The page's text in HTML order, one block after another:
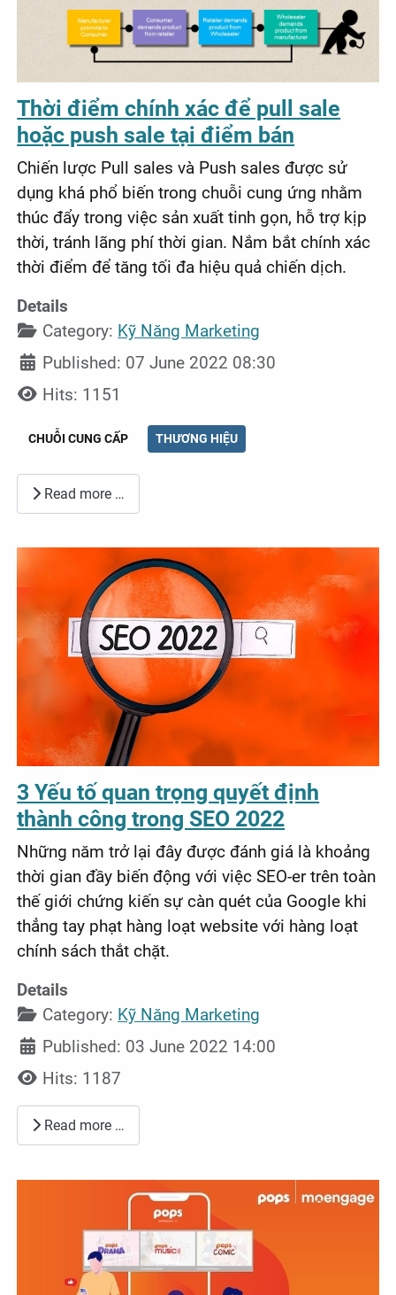
Thời điểm chính xác để pull sale
hoặc push sale tại điểm bán
Chiến lược Pull sales và Push sales được sử
dụng khá phổ biến trong chuỗi cung ứng nhằm
thúc đẩy trong việc sản xuất tinh gọn, hỗ trợ kịp
thời, tránh lãng phí thời gian. Nắm bắt chính xác
thời điểm để tăng tối đa hiệu quả chiến dịch.
Details
Category: Kỹ Năng Marketing
Published: 07 June 2022 08:30
Hits: 1151
CHUỖI CUNG CẤP THƯƠNG HIỆU
Read more …
3 Yếu tố quan trọng quyết định
thành công trong SEO 2022
Những năm trở lại đây được đánh giá là khoảng
thời gian đầy biến động với việc SEO-er trên toàn
thế giới chứng kiến sự càn quét của Google khi
thẳng tay phạt hàng loạt website với hàng loạt
chính sách thắt chặt.
Details
Category: Kỹ Năng Marketing
Published: 03 June 2022 14:00
Hits: 1187
Read more …